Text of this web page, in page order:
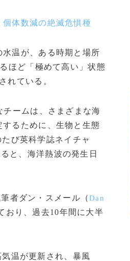
個体数減の絶滅危惧種
温が、ある時期と場所
ほど「極めて高い」状態
れている。
ームは、さまざまな海
るために、生物と生態
び英科学誌ネイチャ
と、海洋熱波の発生日
者ダン・スメール（Dan
おり、過去10年間に大半
温が更新され、暴風